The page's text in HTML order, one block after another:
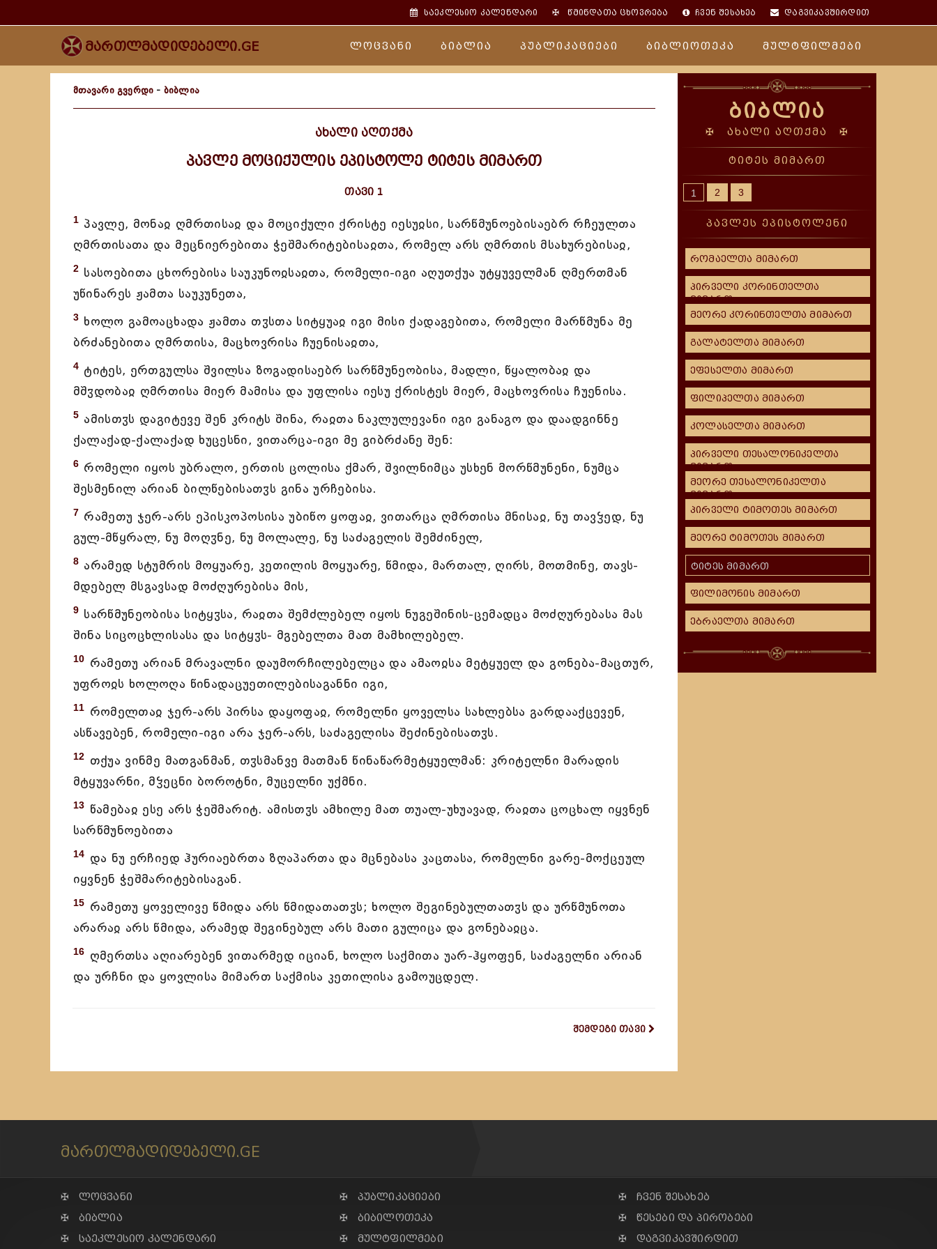
საეკლესიო კალენდარი ✠წმინდათა ცხოვრება ჩვენ შესახებ დაგვიკავშირდით
მართლმადიდებელი.GE ლოცვანი ბიბლია პუბლიკაციები ბიბლიოთეკა მულტფილმები
მთავარი გვერდი - ბიბლია
ახალი აღთქმა
პავლე მოციქულის ეპისტოლე ტიტეს მიმართ
თავი 1
1 პავლე, მონაჲ ღმრთისაჲ და მოციქული ქრისტე იესუჲსი, სარწმუნოებისაებრ რჩეულთა
ღმრთისათა და მეცნიერებითა ჭეშმარიტებისაჲთა, რომელ არს ღმრთის მსახურებისაჲ,
2 სასოებითა ცხორებისა საუკუნოჲსაჲთა, რომელი-იგი აღუთქუა უტყუველმან ღმერთმან
უწინარეს ჟამთა საუკუნეთა,
3 ხოლო გამოაცხადა ჟამთა თჳსთა სიტყუაჲ იგი მისი ქადაგებითა, რომელი მარწმუნა მე
ბრძანებითა ღმრთისა, მაცხოვრისა ჩუენისაჲთა,
4 ტიტეს, ერთგულსა შვილსა ზოგადისაებრ სარწმუნეობისა, მადლი, წყალობაჲ და
მშჳდობაჲ ღმრთისა მიერ მამისა და უფლისა იესუ ქრისტეს მიერ, მაცხოვრისა ჩუენისა.
5 ამისთჳს დაგიტევე შენ კრიტს შინა, რაჲთა ნაკლულევანი იგი განაგო და დაადგინნე
ქალაქად-ქალაქად ხუცესნი, ვითარცა-იგი მე გიბრძანე შენ:
6 რომელი იყოს უბრალო, ერთის ცოლისა ქმარ, შვილნიმცა უსხენ მორწმუნენი, ნუმცა
შესმენილ არიან ბილწებისათჳს გინა ურჩებისა.
7 რამეთუ ჯერ-არს ეპისკოპოსისა უბიწო ყოფაჲ, ვითარცა ღმრთისა მნისაჲ, ნუ თავჴედ, ნუ
გულ-მწყრალ, ნუ მოღჳნე, ნუ მოლალე, ნუ საძაგელის შემძინელ,
8 არამედ სტუმრის მოყუარე, კეთილის მოყუარე, წმიდა, მართალ, ღირს, მოთმინე, თავს-
მდებელ მსგავსად მოძღურებისა მის,
9 სარწმუნეობისა სიტყჳსა, რაჲთა შემძლებელ იყოს ნუგეშინის-ცემადცა მოძღურებასა მას
შინა სიცოცხლისასა და სიტყჳს- მგებელთა მათ მამხილებელ.
10 რამეთუ არიან მრავალნი დაუმორჩილებელცა და ამაოჲსა მეტყუელ და გონება-მაცთურ,
უფროჲს ხოლოღა წინადაცუეთილებისაგანნი იგი,
11 რომელთაჲ ჯერ-არს პირსა დაყოფაჲ, რომელნი ყოველსა სახლებსა გარდააქცევენ,
ასწავებენ, რომელი-იგი არა ჯერ-არს, საძაგელისა შეძინებისათჳს.
12 თქუა ვინმე მათგანმან, თჳსმანვე მათმან წინაწარმეტყუელმან: კრიტელნი მარადის
მტყუვარნი, მჴეცნი ბოროტნი, მუცელნი უქმნი.
13 წამებაჲ ესე არს ჭეშმარიტ. ამისთჳს ამხილე მათ თუალ-უხუავად, რაჲთა ცოცხალ იყვნენ
სარწმუნოებითა
14 და ნუ ერჩიედ ჰურიაებრთა ზღაპართა და მცნებასა კაცთასა, რომელნი გარე-მოქცეულ
იყვნენ ჭეშმარიტებისაგან.
15 რამეთუ ყოველივე წმიდა არს წმიდათათჳს; ხოლო შეგინებულთათჳს და ურწმუნოთა
არარაჲ არს წმიდა, არამედ შეგინებულ არს მათი გულიცა და გონებაჲცა.
16 ღმერთსა აღიარებენ ვითარმედ იციან, ხოლო საქმითა უარ-ჰყოფენ, საძაგელნი არიან
და ურჩნი და ყოვლისა მიმართ საქმისა კეთილისა გამოუცდელ.
შემდეგი თავი
ბიბლია
✠ ახალი აღთქმა ✠
ტიტეს მიმართ
1 2 3
პავლეს ეპისტოლენი
რომაელთა მიმართ
პირველი კორინთელთა
მიმართ
მეორე კორინთელთა მიმართ
გალატელთა მიმართ
ეფესელთა მიმართ
ფილიპელთა მიმართ
კოლასელთა მიმართ
პირველი თესალონიკელთა
მიმართ
მეორე თესალონიკელთა
მიმართ
პირველი ტიმოთეს მიმართ
მეორე ტიმოთეს მიმართ
ტიტეს მიმართ
ფილიმონის მიმართ
ებრაელთა მიმართ
მართლმადიდებელი.GE
✠ ლოცვანი
✠ ბიბლია
✠ საეკლესიო კალენდარი
✠ პუბლიკაციები
✠ ბიბილოთეკა
✠ მულტფილმები
✠ ჩვენ შესახებ
✠ წესები და პირობები
✠ დაგვიკავშირდით